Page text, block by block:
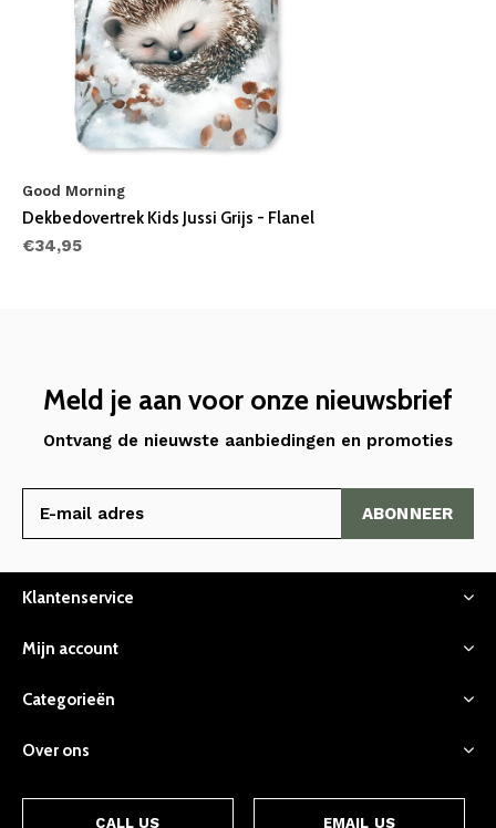
Good Morning
Dekbedovertrek Kids Jussi Grijs - Flanel
€34,95
Meld je aan voor onze nieuwsbrief
Ontvang de nieuwste aanbiedingen en promoties
ABONNEER
Klantenservice
Mijn account
Categorieën
Over ons
CALL US EMAIL US